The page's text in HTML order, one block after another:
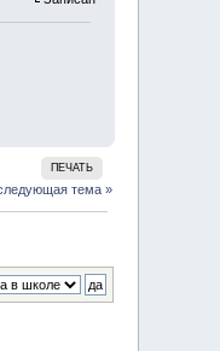
ПЕЧАТЬ
тема »